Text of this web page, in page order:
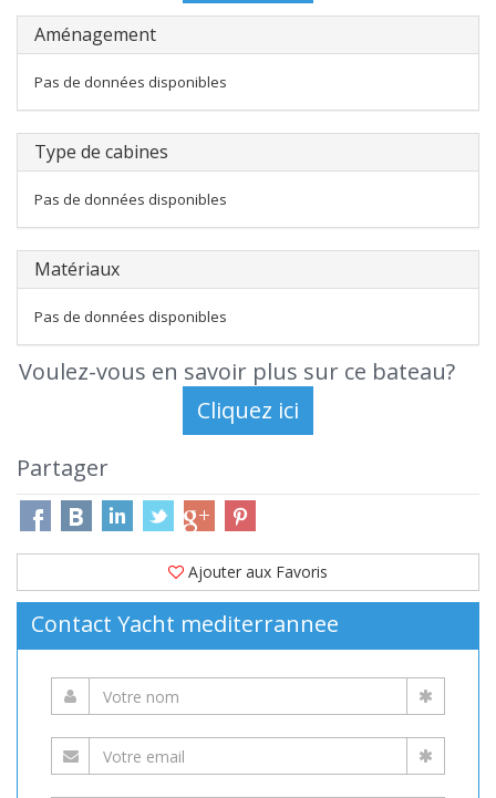
Aménagement
Pas de données disponibles
Type de cabines
Pas de données disponibles
Matériaux
Pas de données disponibles
Voulez-vous en savoir plus sur ce bateau?
Partager
Ajouter aux Favoris
Contact Yacht mediterrannee